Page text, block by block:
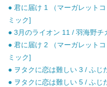
● 君に届け 1 （マーガレット
ミック]
● 3月のライオン 11 / 羽海野チ
● 君に届け 2 （マーガレット
ミック]
● ヲタクに恋は難しい 3 / ふじ
● ヲタクに恋は難しい 5 / ふじ